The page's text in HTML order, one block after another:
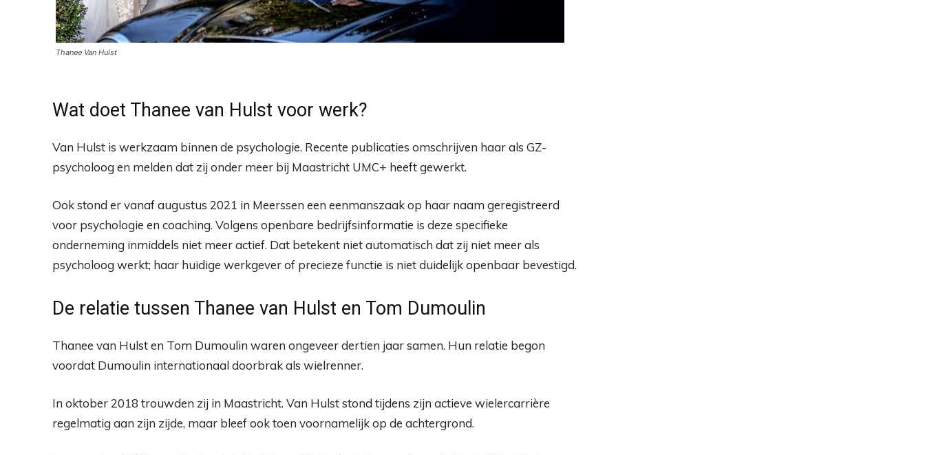
Thanee Van Hulst
Wat doet Thanee van Hulst voor werk?
Van Hulst is werkzaam binnen de psychologie. Recente publicaties omschrijven haar als GZ-
psycholoog en melden dat zij onder meer bij Maastricht UMC+ heeft gewerkt.
Ook stond er vanaf augustus 2021 in Meerssen een eenmanszaak op haar naam geregistreerd
voor psychologie en coaching. Volgens openbare bedrijfsinformatie is deze specifieke
onderneming inmiddels niet meer actief. Dat betekent niet automatisch dat zij niet meer als
psycholoog werkt; haar huidige werkgever of precieze functie is niet duidelijk openbaar bevestigd.
De relatie tussen Thanee van Hulst en Tom Dumoulin
Thanee van Hulst en Tom Dumoulin waren ongeveer dertien jaar samen. Hun relatie begon
voordat Dumoulin internationaal doorbrak als wielrenner.
In oktober 2018 trouwden zij in Maastricht. Van Hulst stond tijdens zijn actieve wielercarrière
regelmatig aan zijn zijde, maar bleef ook toen voornamelijk op de achtergrond.